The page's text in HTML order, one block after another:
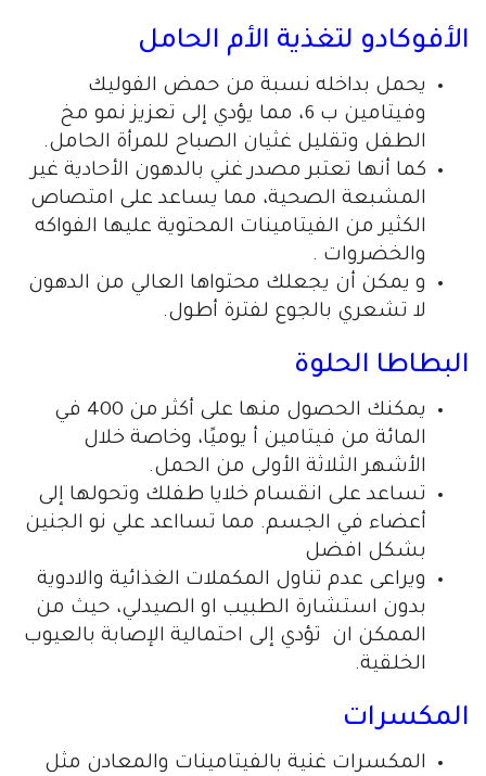
الأفوكادو لتغذية الأم الحامل
يحمل بداخله نسبة من حمض الفوليك
وفيتامين ب 6، مما يؤدي إلى تعزيز نمو مخ
الطفل وتقليل غثيان الصباح للمرأة الحامل.
كما أنها تعتبر مصدر غني بالدهون الأحادية غير
المشبعة الصحية، مما يساعد على امتصاص
الكثير من الفيتامينات المحتوية عليها الفواكه
والخضروات .
و يمكن أن يجعلك محتواها العالي من الدهون
لا تشعري بالجوع لفترة أطول.
البطاطا الحلوة
يمكنك الحصول منها على أكثر من 400 في
المائة من فيتامين أ يوميًا، وخاصة خلال
الأشهر الثلاثة الأولى من الحمل.
تساعد على انقسام خلايا طفلك وتحولها إلى
أعضاء في الجسم. مما تسااعد علي نو الجنين
بشكل افضل
ويراعى عدم تناول المكملات الغذائية والادوية
بدون استشارة الطبيب او الصيدلي، حيث من
الممكن ان تؤدي إلى احتمالية الإصابة بالعيوب
الخلقية.
المكسرات
المكسرات غنية بالفيتامينات والمعادن مثل